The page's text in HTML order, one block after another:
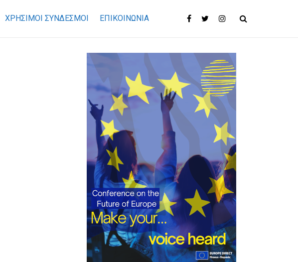
ΧΡΉΣΙΜΟΙ ΣΎΝΔΕΣΜΟΙ ΕΠΙΚΟΙΝΩΝΊΑ